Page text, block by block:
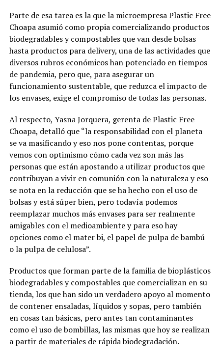
Parte de esa tarea es la que la microempresa Plastic Free
Choapa asumió como propia comercializando productos
biodegradables y compostables que van desde bolsas
hasta productos para delivery, una de las actividades que
diversos rubros económicos han potenciado en tiempos
de pandemia, pero que, para asegurar un
funcionamiento sustentable, que reduzca el impacto de
los envases, exige el compromiso de todas las personas.
Al respecto, Yasna Jorquera, gerenta de Plastic Free
Choapa, detalló que “la responsabilidad con el planeta
se va masificando y eso nos pone contentas, porque
vemos con optimismo cómo cada vez son más las
personas que están apostando a utilizar productos que
contribuyan a vivir en comunión con la naturaleza y eso
se nota en la reducción que se ha hecho con el uso de
bolsas y está súper bien, pero todavía podemos
reemplazar muchos más envases para ser realmente
amigables con el medioambiente y para eso hay
opciones como el mater bi, el papel de pulpa de bambú
o la pulpa de celulosa”.
Productos que forman parte de la familia de bioplásticos
biodegradables y compostables que comercializan en su
tienda, los que han sido un verdadero apoyo al momento
de contener ensaladas, líquidos y sopas, pero también
en cosas tan básicas, pero antes tan contaminantes
como el uso de bombillas, las mismas que hoy se realizan
a partir de materiales de rápida biodegradación.